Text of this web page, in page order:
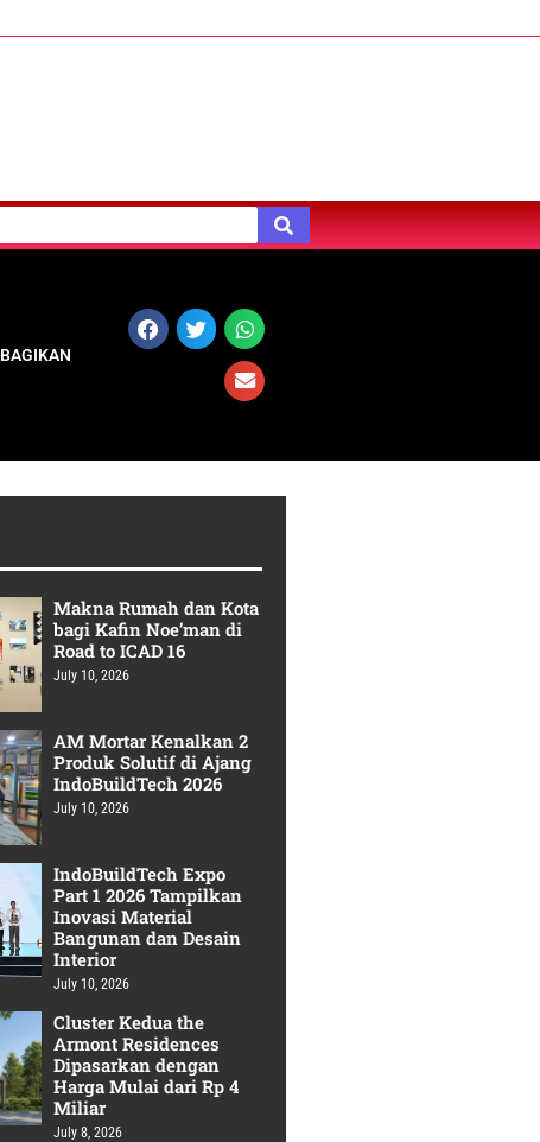
BAGIKAN
Makna Rumah dan Kota
bagi Kafin Noe’man di
Road to ICAD 16
July 10, 2026
AM Mortar Kenalkan 2
Produk Solutif di Ajang
IndoBuildTech 2026
July 10, 2026
IndoBuildTech Expo
Part 1 2026 Tampilkan
Inovasi Material
Bangunan dan Desain
Interior
July 10, 2026
Cluster Kedua the
Armont Residences
Dipasarkan dengan
Harga Mulai dari Rp 4
Miliar
July 8, 2026